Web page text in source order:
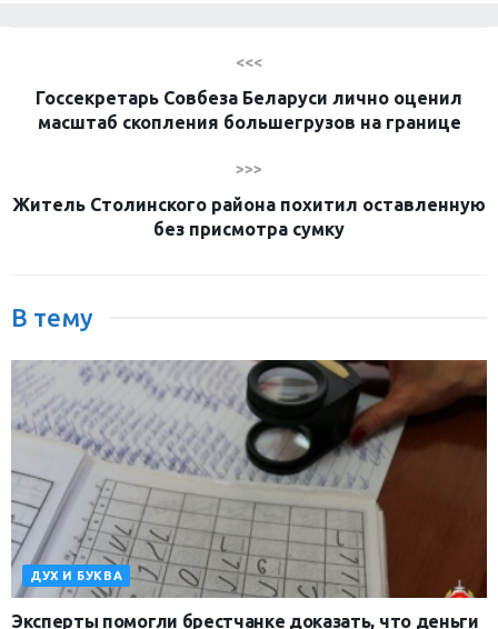
<<<
Госсекретарь Совбеза Беларуси лично оценил
масштаб скопления большегрузов на границе
>>>
Житель Столинского района похитил оставленную
без присмотра сумку
В тему
ДУХ И БУКВА
Эксперты помогли брестчанке доказать, что деньги